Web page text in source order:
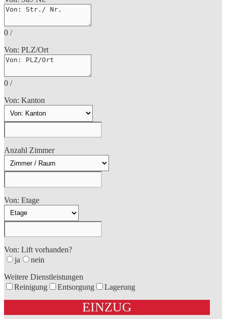
0 /
Von: PLZ/Ort
0 /
Von: Kanton
Anzahl Zimmer
Von: Etage
Von: Lift vorhanden?
ja
nein
Weitere Dienstleistungen
Reinigung
Entsorgung Lagerung
EINZUG